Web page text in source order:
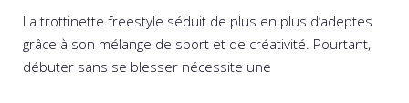
La trottinette freestyle séduit de plus en plus d’adeptes
grâce à son mélange de sport et de créativité. Pourtant,
débuter sans se blesser nécessite une